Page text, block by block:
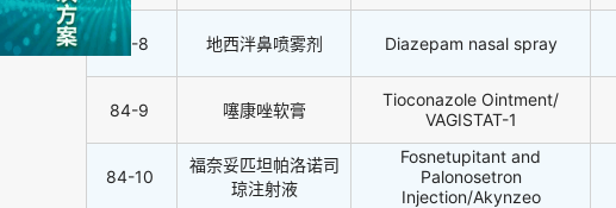
84-8 地西泮鼻喷雾剂 Diazepam nasal spray
84-9 噻康唑软膏
Tioconazole Ointment/
VAGISTAT-1
84-10
福奈妥匹坦帕洛诺司
琼注射液
Fosnetupitant and
Palonosetron
Injection/Akynzeo